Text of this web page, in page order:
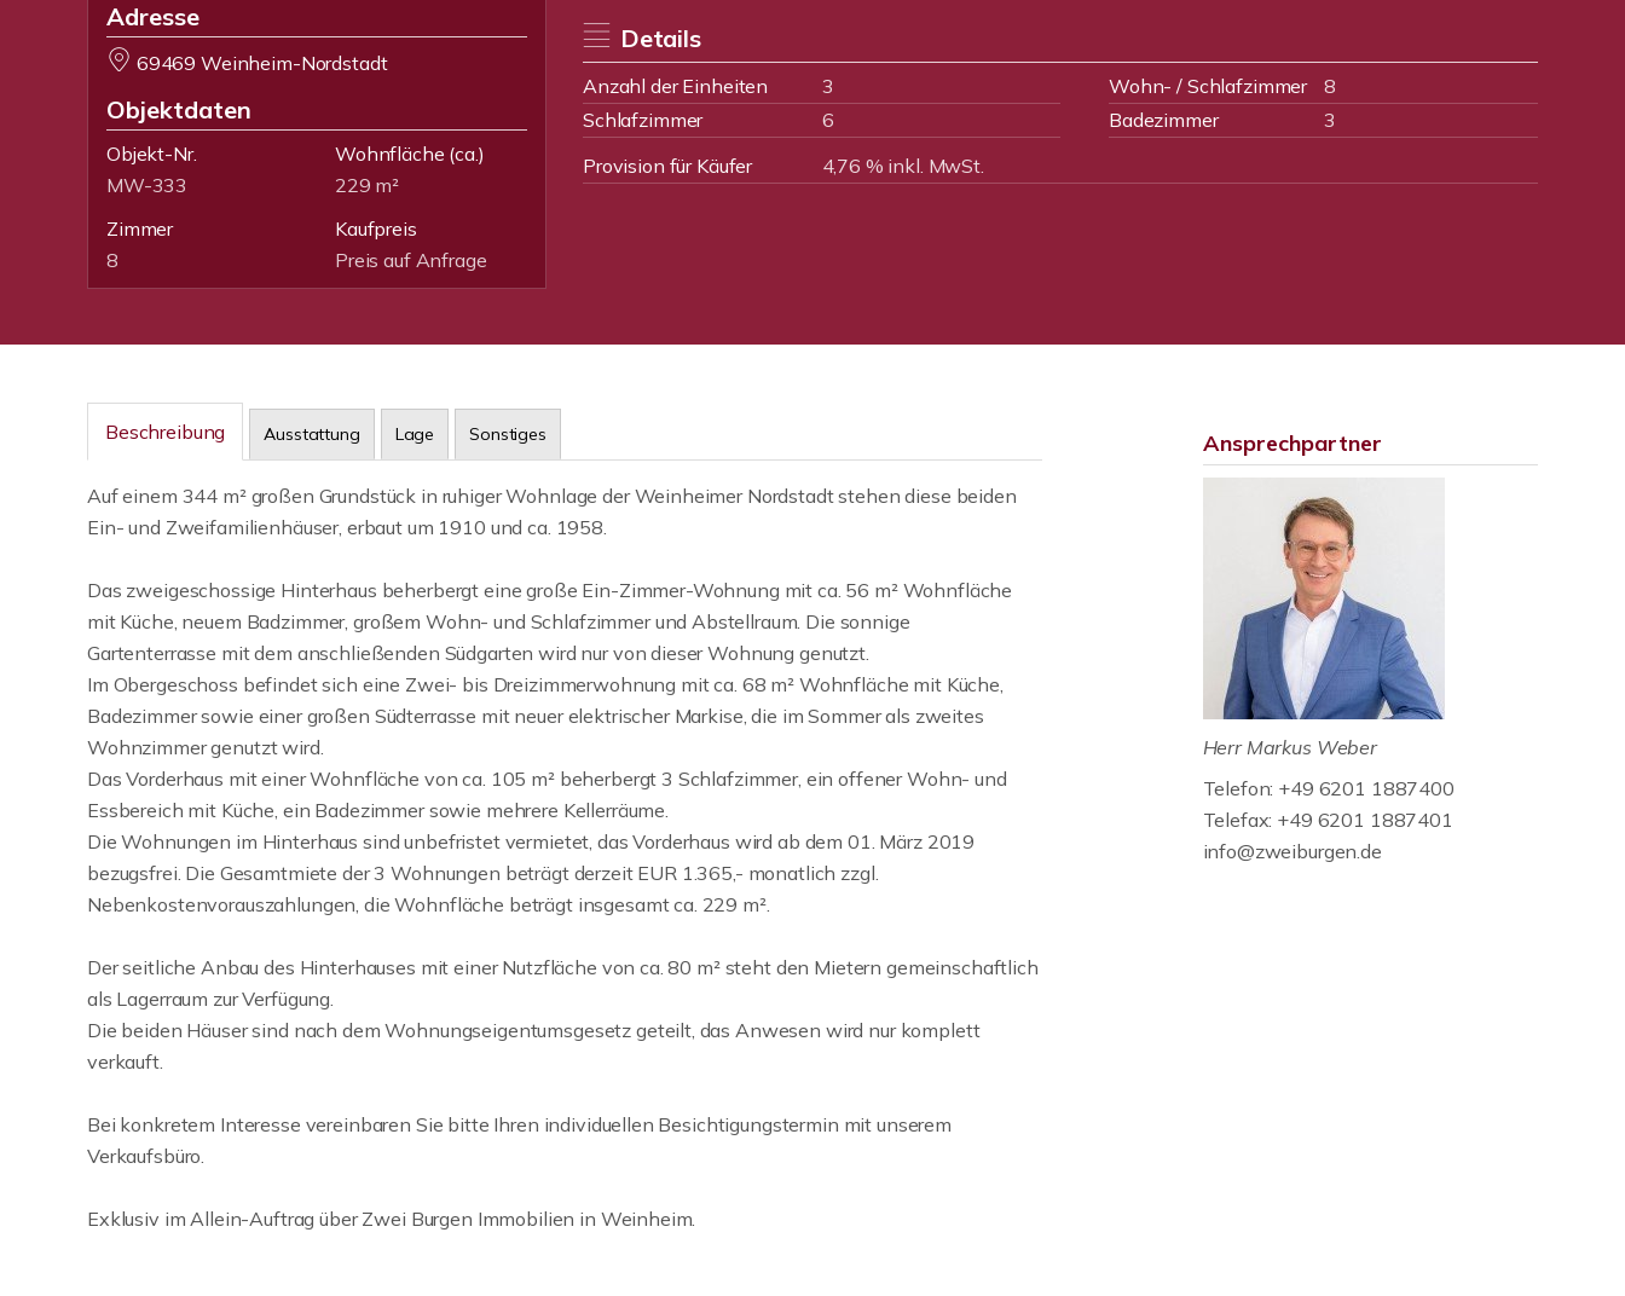
Adresse
69469 Weinheim-Nordstadt
Objektdaten
Objekt-Nr.
MW-333
Wohnfläche (ca.)
229 m²
Zimmer
8
Kaufpreis
Preis auf Anfrage
Details
Anzahl der Einheiten 3 Wohn- / Schlafzimmer
8
Schlafzimmer
6 Badezimmer
3
Provision für Käufer
4,76 % inkl. MwSt.
Beschreibung Ausstattung Lage Sonstiges
Auf einem 344 m² großen Grundstück in ruhiger Wohnlage der Weinheimer Nordstadt stehen diese beiden
Ein- und Zweifamilienhäuser, erbaut um 1910 und ca. 1958.
Das zweigeschossige Hinterhaus beherbergt eine große Ein-Zimmer-Wohnung mit ca. 56 m² Wohnfläche
mit Küche, neuem Badzimmer, großem Wohn- und Schlafzimmer und Abstellraum. Die sonnige
Gartenterrasse mit dem anschließenden Südgarten wird nur von dieser Wohnung genutzt.
Im Obergeschoss befindet sich eine Zwei- bis Dreizimmerwohnung mit ca. 68 m² Wohnfläche mit Küche,
Badezimmer sowie einer großen Südterrasse mit neuer elektrischer Markise, die im Sommer als zweites
Wohnzimmer genutzt wird.
Das Vorderhaus mit einer Wohnfläche von ca. 105 m² beherbergt 3 Schlafzimmer, ein offener Wohn- und
Essbereich mit Küche, ein Badezimmer sowie mehrere Kellerräume.
Die Wohnungen im Hinterhaus sind unbefristet vermietet, das Vorderhaus wird ab dem 01. März 2019
bezugsfrei. Die Gesamtmiete der 3 Wohnungen beträgt derzeit EUR 1.365,- monatlich zzgl.
Nebenkostenvorauszahlungen, die Wohnfläche beträgt insgesamt ca. 229 m².
Der seitliche Anbau des Hinterhauses mit einer Nutzfläche von ca. 80 m² steht den Mietern gemeinschaftlich
als Lagerraum zur Verfügung.
Die beiden Häuser sind nach dem Wohnungseigentumsgesetz geteilt, das Anwesen wird nur komplett
verkauft.
Bei konkretem Interesse vereinbaren Sie bitte Ihren individuellen Besichtigungstermin mit unserem
Verkaufsbüro.
Exklusiv im Allein-Auftrag über Zwei Burgen Immobilien in Weinheim.
Ansprechpartner
Herr Markus Weber
Telefon: +49 6201 1887400
Telefax: +49 6201 1887401
info@zweiburgen.de